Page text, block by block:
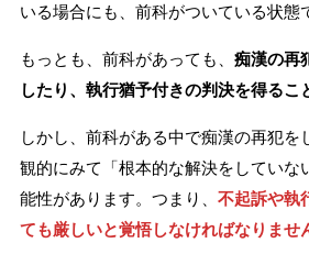
いる場合にも、前科がついている状態
もっとも、前科があっても、 痴漢の再
したり、執行猶予付きの判決を得るこ
しかし、前科がある中で痴漢の再犯を
観的にみて「根本的な解決をしていな
能性があります。つまり、 不起訴や執
ても厳しいと覚悟しなければなりませ